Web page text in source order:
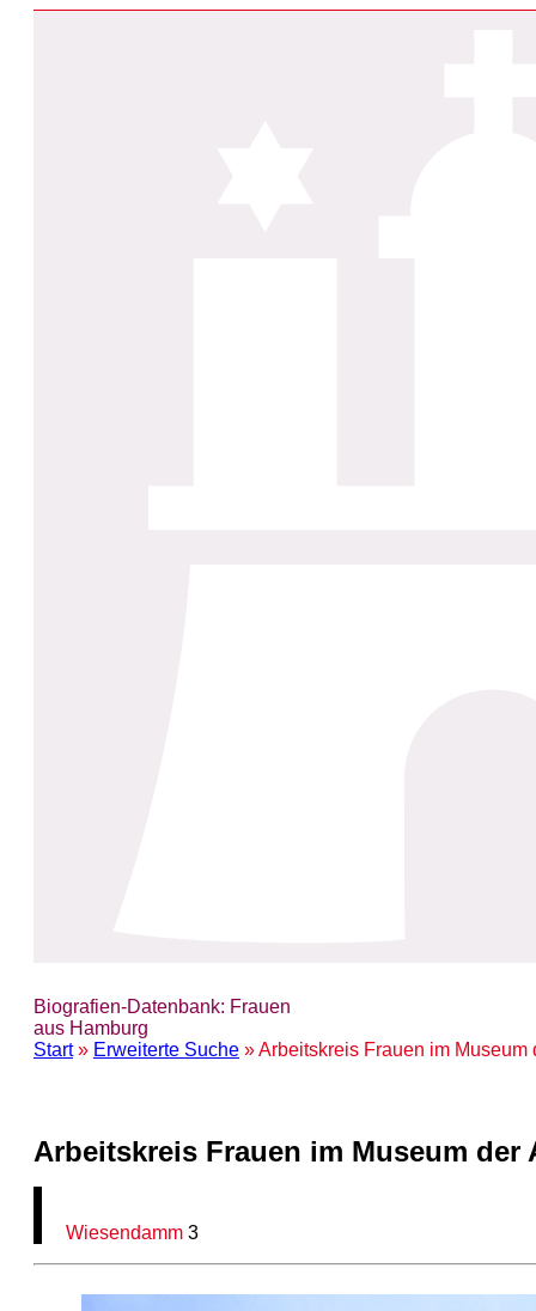
Biografien-Datenbank: Frauen
aus Hamburg
Start» Erweiterte Suche » Arbeitskreis Frauen im Museum
Arbeitskreis Frauen im Museum der
Wiesendamm 3